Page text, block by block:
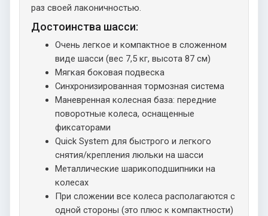
раз своей лаконичностью.
Достоинства шасси:
Очень легкое и компактное в сложенном
виде шасси (вес 7,5 кг, высота 87 см)
Мягкая боковая подвеска
Синхронизированная тормозная система
Маневренная колесная база: передние
поворотные колеса, оснащенные
фиксаторами
Quick System для быстрого и легкого
снятия/крепления люльки на шасси
Металлические шарикоподшипники на
колесах
При сложении все колеса располагаются с
одной стороны (это плюс к компактности)